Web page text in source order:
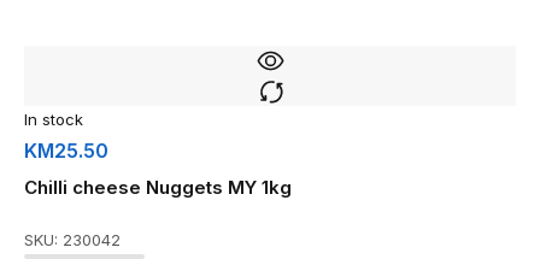
In stock
KM25.50
Chilli cheese Nuggets MY 1kg
SKU: 230042